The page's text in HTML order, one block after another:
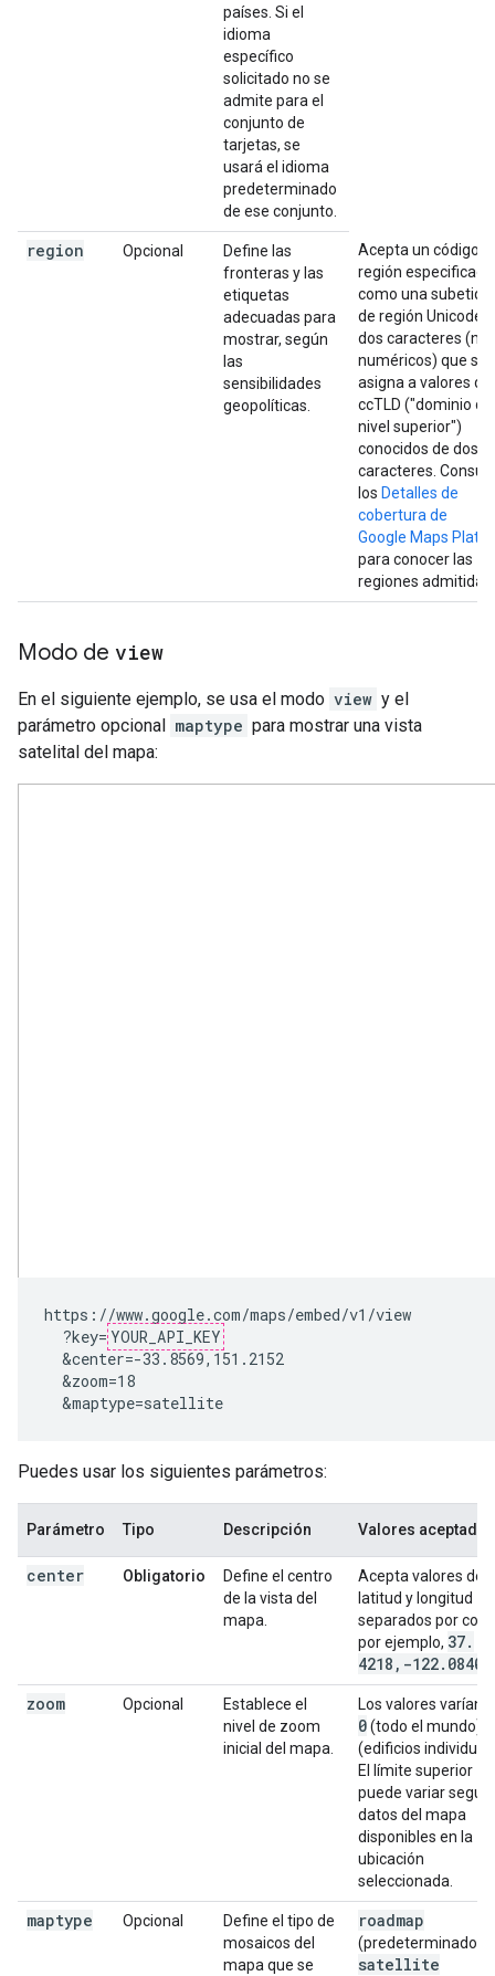
países. Si el
idioma
específico
solicitado no se
admite para el
conjunto de
tarjetas, se
usará el idioma
predeterminado
de ese conjunto.
region Opcional
Define las
fronteras y las
etiquetas
adecuadas para
mostrar, según
las
sensibilidades
geopolíticas.
Acepta un código
región especificado
como una
de región Unicode
dos caracteres (no
numéricos) que se
asigna a valores de
ccTLD ("dominio de
nivel superior")
conocidos de dos
caracteres.
los Detalles de
cobertura de
Google Maps
para conocer las
regiones admitidas.
Modo de view
En el siguiente ejemplo, se usa el modo view y el
parámetro opcional maptype para mostrar una vista
satelital del mapa:
https://www.google.com/maps/embed/v1/view
  ?key=
YOUR_API_KEY
  &center=-33.8569,151.2152
  &zoom=18
  &maptype=satellite
Puedes usar los siguientes parámetros:
Parámetro Tipo Descripción Valores aceptados
center Obligatorio
Define el centro
de la vista del
mapa.
Acepta valores de
latitud y longitud
separados por
por ejemplo, 37.
4218 , -122. 0840
zoom Opcional
Establece el
nivel de zoom
inicial del mapa.
Los valores varían
0(todo el mundo)
(edificios
El límite superior
puede variar según
datos del mapa
disponibles en la
ubicación
seleccionada.
maptype Opcional
Define el tipo de
mosaicos del
mapa que se
roadmap
(predeterminado) o
satellite